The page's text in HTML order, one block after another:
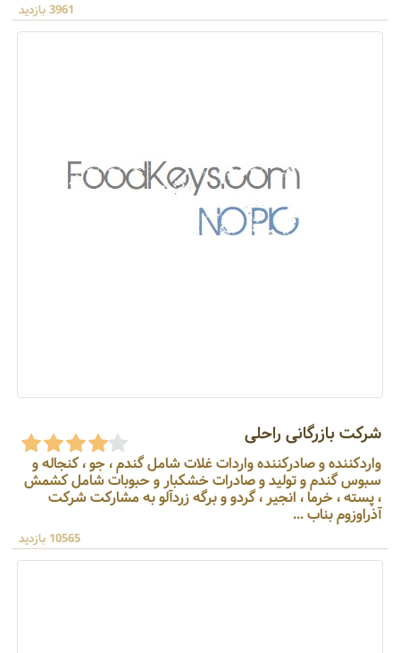
3961 بازدید
شرکت بازرگانی راحلی
واردکننده و صادرکننده واردات غلات شامل گندم ، جو ، کنجاله و
سبوس گندم و تولید و صادرات خشکبار و حبوبات شامل کشمش
، پسته ، خرما ، انجیر ، گردو و برگه زردآلو به مشارکت شرکت
آذراوزوم بناب ...
10565 بازدید